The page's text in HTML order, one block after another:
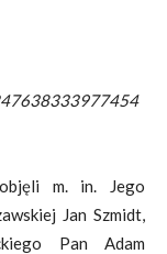
m. in. Jego
Jan Szmidt,
Pan Adam